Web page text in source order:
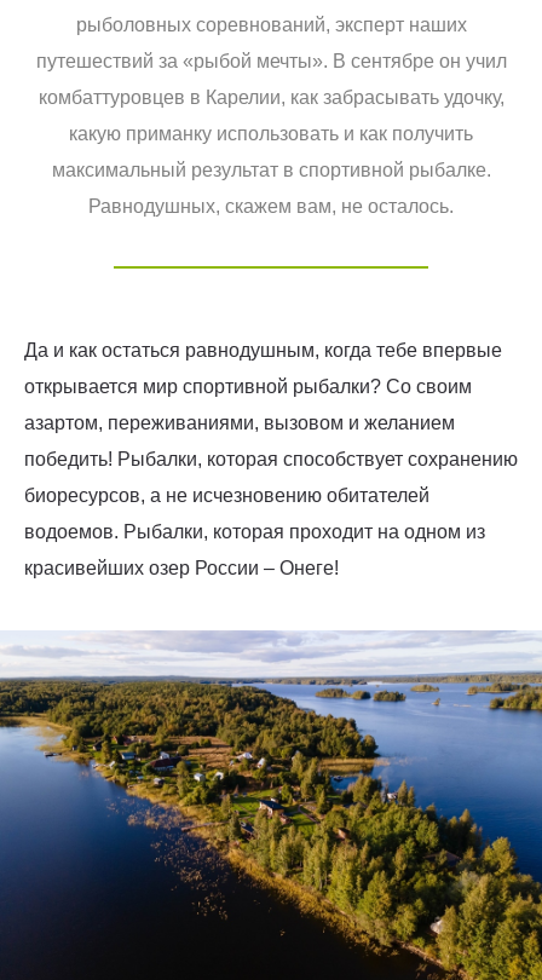
рыболовных соревнований, эксперт наших
путешествий за «рыбой мечты». В сентябре он учил
комбаттуровцев в Карелии, как забрасывать удочку,
какую приманку использовать и как получить
максимальный результат в спортивной рыбалке.
Равнодушных, скажем вам, не осталось.
Да и как остаться равнодушным, когда тебе впервые
открывается мир спортивной рыбалки? Со своим
азартом, переживаниями, вызовом и желанием
победить! Рыбалки, которая способствует сохранению
биоресурсов, а не исчезновению обитателей
водоемов. Рыбалки, которая проходит на одном из
красивейших озер России – Онеге!